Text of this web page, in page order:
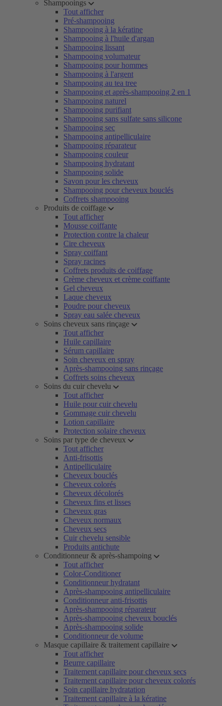
Shampooings
Tout afficher
Pré-shampooing
Shampooing à la kératine
Shampooing à l'huile d'argan
Shampooing lissant
Shampooing volumateur
Shampooing pour hommes
Shampooing à l'argent
Shampooing au tea tree
Shampooing et après-shampooing 2 en 1
Shampooing naturel
Shampooing purifiant
Shampooing sans sulfate sans silicone
Shampooing sec
Shampooing antipelliculaire
Shampooing réparateur
Shampooing couleur
Shampooing hydratant
Shampooing solide
Savon pour les cheveux
Shampooing pour cheveux bouclés
Coffrets shampooing
Produits de coiffage
Tout afficher
Mousse coiffante
Protection contre la chaleur
Cire cheveux
Spray coiffant
Spray racines
Coffrets produits de coiffage
Crème cheveux et crème coiffante
Gel cheveux
Laque cheveux
Poudre pour cheveux
Spray eau salée cheveux
Soins cheveux sans rinçage
Tout afficher
Huile capillaire
Sérum capillaire
Soin cheveux en spray
Après-shampooing sans rinçage
Coffrets soins cheveux
Soins du cuir chevelu
Tout afficher
Huile pour cuir chevelu
Gommage cuir chevelu
Lotion capillaire
Protection solaire cheveux
Soins par type de cheveux
Tout afficher
Anti-frisottis
Antipelliculaire
Cheveux bouclés
Cheveux colorés
Cheveux décolorés
Cheveux fins et lisses
Cheveux gras
Cheveux normaux
Cheveux secs
Cuir chevelu sensible
Produits antichute
Conditionneur & après-shampoing
Tout afficher
Color-Conditioner
Conditionneur hydratant
Après-shampooing antipelliculaire
Conditionneur anti-frisottis
Après-shampooing réparateur
Après-shampooing cheveux bouclés
Après-shampooing solide
Conditionneur de volume
Masque capillaire & traitement capillaire
Tout afficher
Beurre capillaire
Traitement capillaire pour cheveux secs
Traitement capillaire pour cheveux colorés
Soin capillaire hydratation
Traitement capillaire à la kératine